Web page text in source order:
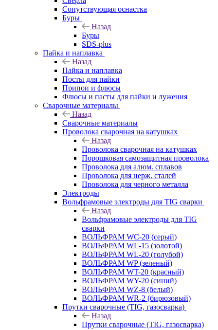
Сопутствующая оснастка
Буры
Назад
Буры
SDS-plus
Пайка и наплавка
Назад
Пайка и наплавка
Посты для пайки
Припои и флюсы
Флюсы и пасты для пайки и лужения
Сварочные материалы
Назад
Сварочные материалы
Проволока сварочная на катушках
Назад
Проволока сварочная на катушках
Порошковая самозащитная проволока
Проволока для алюм. сплавов
Проволока для нерж. сталей
Проволока для черного металла
Электроды
Вольфрамовые электроды для TIG сварки
Назад
Вольфрамовые электроды для TIG
сварки
ВОЛЬФРАМ WC-20 (серый)
ВОЛЬФРАМ WL-15 (золотой)
ВОЛЬФРАМ WL-20 (голубой)
ВОЛЬФРАМ WP (зеленый)
ВОЛЬФРАМ WT-20 (красный)
ВОЛЬФРАМ WY-20 (синий)
ВОЛЬФРАМ WZ-8 (белый)
ВОЛЬФРАМ WR-2 (бирюзовый)
Прутки сварочные (TIG, газосварка)
Назад
Прутки сварочные (TIG, газосварка)